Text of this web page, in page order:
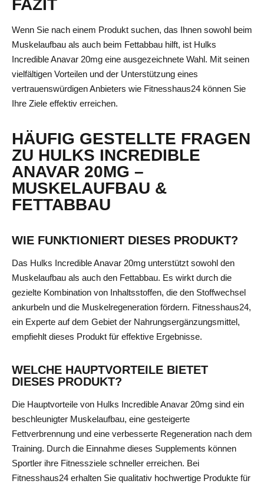
FAZIT
Wenn Sie nach einem Produkt suchen, das Ihnen sowohl beim
Muskelaufbau als auch beim Fettabbau hilft, ist Hulks
Incredible Anavar 20mg eine ausgezeichnete Wahl. Mit seinen
vielfältigen Vorteilen und der Unterstützung eines
vertrauenswürdigen Anbieters wie Fitnesshaus24 können Sie
Ihre Ziele effektiv erreichen.
HÄUFIG GESTELLTE FRAGEN
ZU HULKS INCREDIBLE
ANAVAR 20MG –
MUSKELAUFBAU &
FETTABBAU
WIE FUNKTIONIERT DIESES PRODUKT?
Das Hulks Incredible Anavar 20mg unterstützt sowohl den
Muskelaufbau als auch den Fettabbau. Es wirkt durch die
gezielte Kombination von Inhaltsstoffen, die den Stoffwechsel
ankurbeln und die Muskelregeneration fördern. Fitnesshaus24,
ein Experte auf dem Gebiet der Nahrungsergänzungsmittel,
empfiehlt dieses Produkt für effektive Ergebnisse.
WELCHE HAUPTVORTEILE BIETET
DIESES PRODUKT?
Die Hauptvorteile von Hulks Incredible Anavar 20mg sind ein
beschleunigter Muskelaufbau, eine gesteigerte
Fettverbrennung und eine verbesserte Regeneration nach dem
Training. Durch die Einnahme dieses Supplements können
Sportler ihre Fitnessziele schneller erreichen. Bei
Fitnesshaus24 erhalten Sie qualitativ hochwertige Produkte für